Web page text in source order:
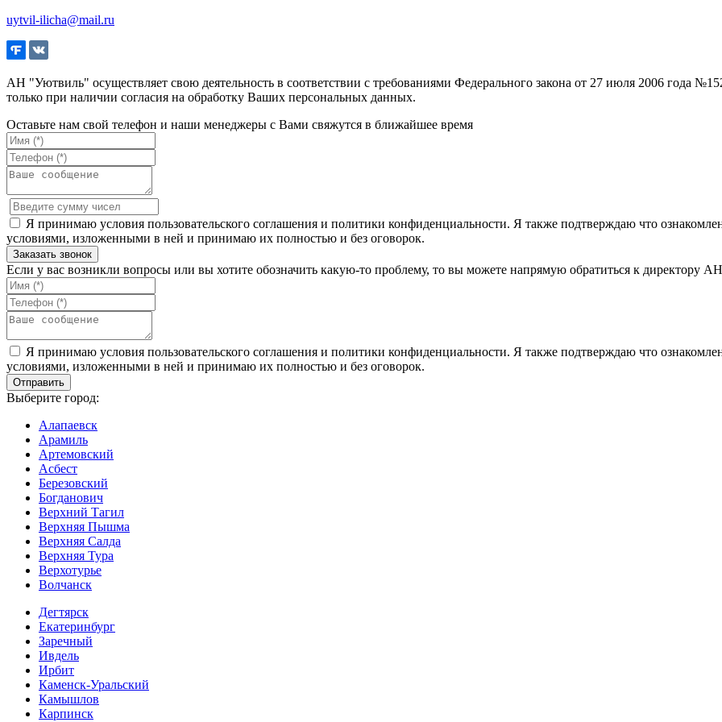
uytvil-ilicha@mail.ru
АН "Уютвиль" осуществляет свою деятельность в соответствии с требованиями Федерального закона от 27 июля 2006 года
только при наличии согласия на обработку Ваших персональных данных.
Оставьте нам свой телефон и наши менеджеры с Вами свяжутся в ближайшее время
Я принимаю условия пользовательского соглашения и политики конфиденциальности. Я также подтверждаю что
условиями, изложенными в ней и принимаю их полностью и без оговорок.
Если у вас возникли вопросы или вы хотите обозначить какую-то проблему, то вы можете напрямую обратиться к директору
Я принимаю условия пользовательского соглашения и политики конфиденциальности. Я также подтверждаю что
условиями, изложенными в ней и принимаю их полностью и без оговорок.
Выберите город:
Алапаевск
Арамиль
Артемовский
Асбест
Березовский
Богданович
Верхний Тагил
Верхняя Пышма
Верхняя Салда
Верхняя Тура
Верхотурье
Волчанск
Дегтярск
Екатеринбург
Заречный
Ивдель
Ирбит
Каменск-Уральский
Камышлов
Карпинск